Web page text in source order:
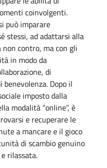
coinvolgenti.
può imparare
stessi, ad adattarsi alla
contro, ma con gli
in modo da
di
Dopo il
imposto dalla
modalità “online”, è
e recuperare le
a mancare e il gioco
di scambio genuino
rilassata.